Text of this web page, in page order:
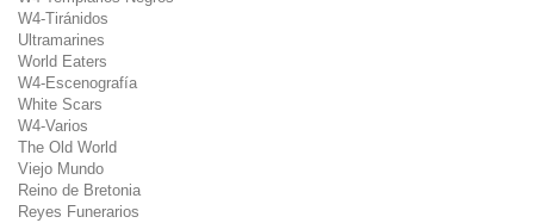
W4-Tiránidos
Ultramarines
World Eaters
W4-Escenografía
White Scars
W4-Varios
The Old World
Viejo Mundo
Reino de Bretonia
Reyes Funerarios